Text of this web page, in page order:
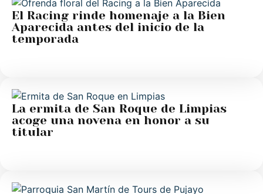
El Racing rinde homenaje a la Bien
Aparecida antes del inicio de la
temporada
La ermita de San Roque de Limpias
acoge una novena en honor a su
titular